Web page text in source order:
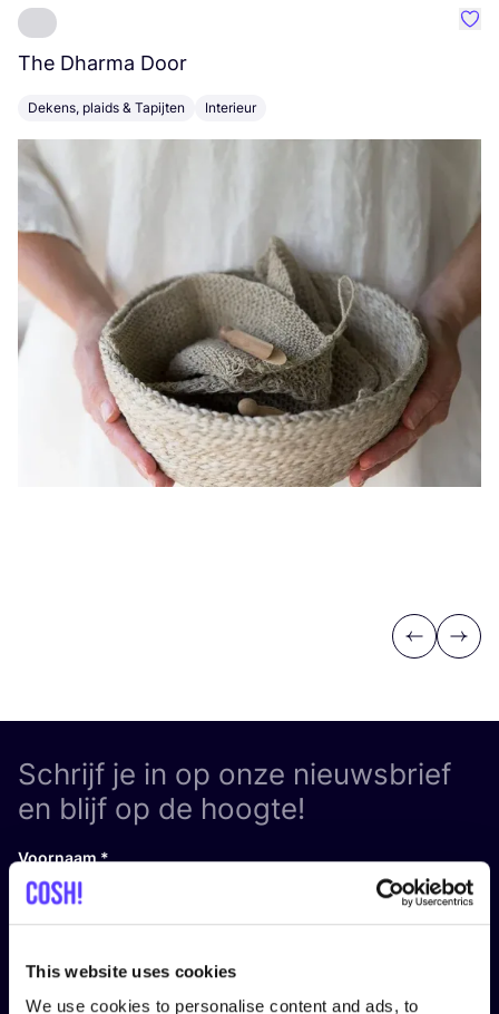
This website uses cookies
We use cookies to personalise content and ads, to
The Dharma Door
Dekens, plaids & Tapijten Interieur
Previous
Next
Schrijf je in op onze nieuwsbrief
en blijf op de hoogte!
Voornaam*